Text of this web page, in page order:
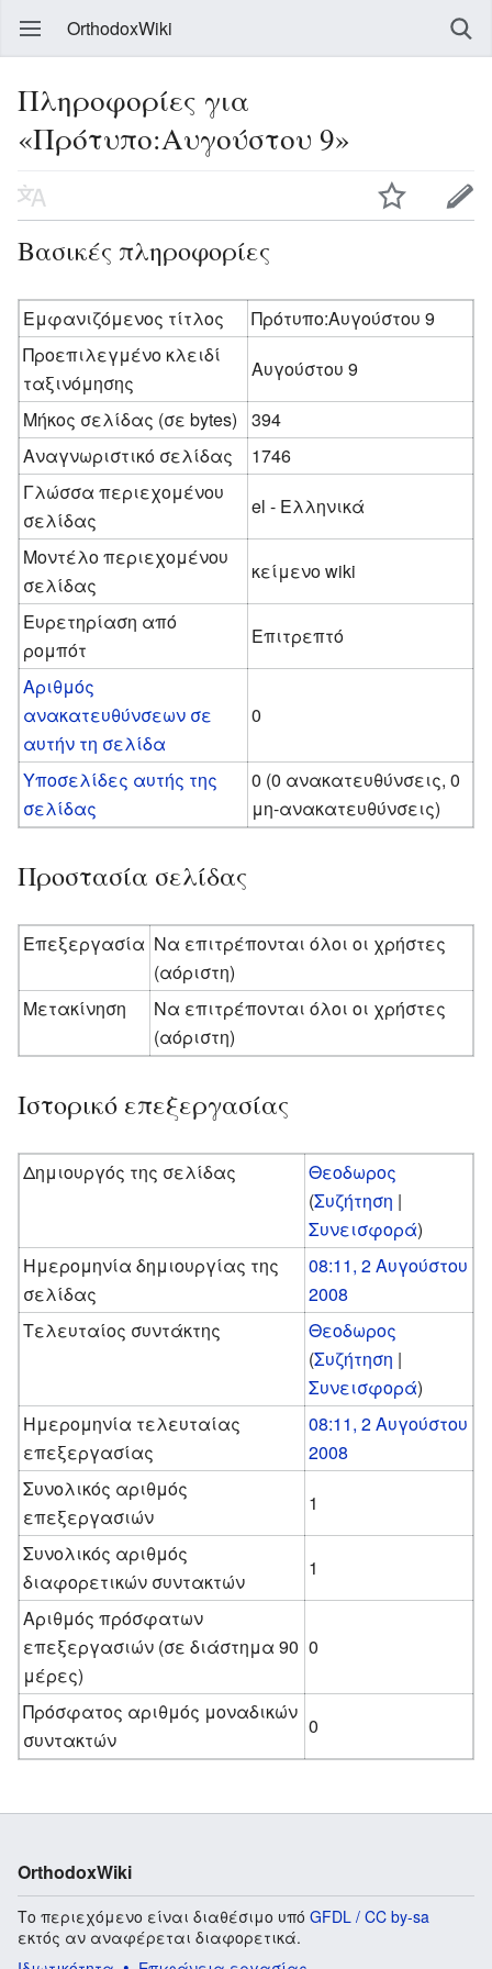
OrthodoxWiki
Πληροφορίες για
«Πρότυπο:Αυγούστου 9»
Βασικές πληροφορίες
Εμφανιζόμενος τίτλος
Πρότυπο:Αυγούστου 9
Προεπιλεγμένο κλειδί
ταξινόμησης
Αυγούστου 9
Μήκος σελίδας (σε bytes)
394
Αναγνωριστικό σελίδας
1746
Γλώσσα περιεχομένου
σελίδας
el - Ελληνικά
Μοντέλο περιεχομένου
σελίδας
κείμενο wiki
Ευρετηρίαση από
ρομπότ
Επιτρεπτό
Αριθμός
ανακατευθύνσεων σε
αυτήν τη σελίδα
0
Υποσελίδες αυτής της
σελίδας
0 (0 ανακατευθύνσεις, 0
μη-ανακατευθύνσεις)
Προστασία σελίδας
Επεξεργασία Να επιτρέπονται όλοι οι χρήστες
(αόριστη)
Μετακίνηση
Να επιτρέπονται όλοι οι χρήστες
(αόριστη)
Ιστορικό επεξεργασίας
Δημιουργός της σελίδας
Θεοδωρος
(Συζήτηση |
Συνεισφορά)
Ημερομηνία δημιουργίας της
σελίδας
08:11, 2 Αυγούστου
2008
Τελευταίος συντάκτης
Θεοδωρος
(Συζήτηση |
Συνεισφορά)
Ημερομηνία τελευταίας
επεξεργασίας
08:11, 2 Αυγούστου
2008
Συνολικός αριθμός
επεξεργασιών
1
Συνολικός αριθμός
διαφορετικών συντακτών
1
Αριθμός πρόσφατων
επεξεργασιών (σε διάστημα 90
μέρες)
0
Πρόσφατος αριθμός μοναδικών
συντακτών
0
OrthodoxWiki
Το περιεχόμενο είναι διαθέσιμο υπό GFDL / CC by-sa
εκτός αν αναφέρεται διαφορετικά.